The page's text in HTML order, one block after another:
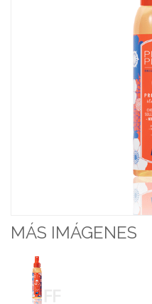
MÁS IMÁGENES